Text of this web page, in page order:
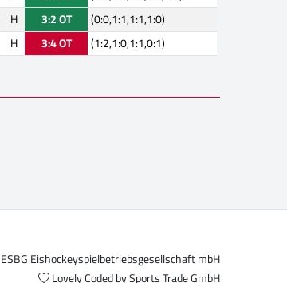
H 3:2 OT
(0:0,1:1,1:1,1:0)
H 3:4 OT (1:2,1:0,1:1,0:1)
Eishockeyspielbetriebsgesellschaft mbH
Lovely Coded bySports Trade GmbH